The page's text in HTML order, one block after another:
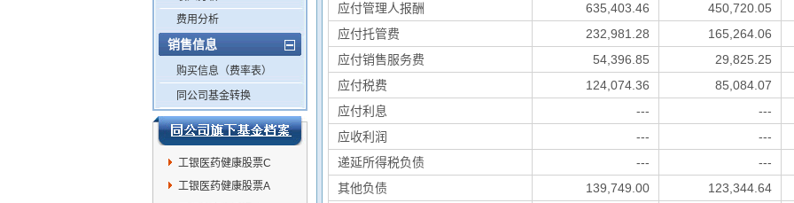
费用分析
销售信息
购买信息（费率表）
同公司基金转换
工银医药健康股票C
工银医药健康股票A
应付管理人报酬 635,403.46
450,720.05
应付托管费
232,981.28
165,264.06
应付销售服务费
54,396.85
29,825.25
应付税费
124,074.36
85,084.07
应付利息
---
---
应收利润
---
---
递延所得税负债
---
---
其他负债
139,749.00
123,344.64